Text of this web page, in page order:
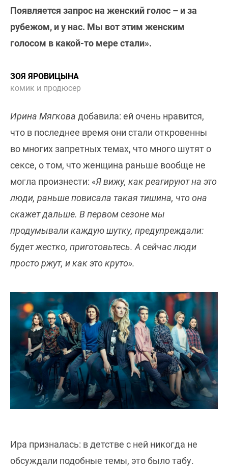
Появляется запрос на женский голос – и за
рубежом, и у нас. Мы вот этим женским
голосом в какой-то мере стали».
ЗОЯ ЯРОВИЦЫНА
комик и продюсер
Ирина Мягкова добавила: ей очень нравится,
что в последнее время они стали откровенны
во многих запретных темах, что много шутят о
сексе, о том, что женщина раньше вообще не
могла произнести: «Я вижу, как реагируют на это
люди, раньше повисала такая тишина, что она
скажет дальше. В первом сезоне мы
продумывали каждую шутку, предупреждали:
будет жестко, приготовьтесь. А сейчас люди
просто ржут, и как это круто».
Ира призналась: в детстве с ней никогда не
обсуждали подобные темы, это было табу.